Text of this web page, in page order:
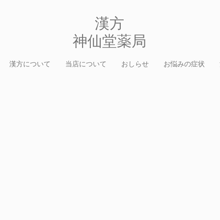
​漢方
​神仙堂薬局
漢方について 当店について おしらせ お悩みの症状